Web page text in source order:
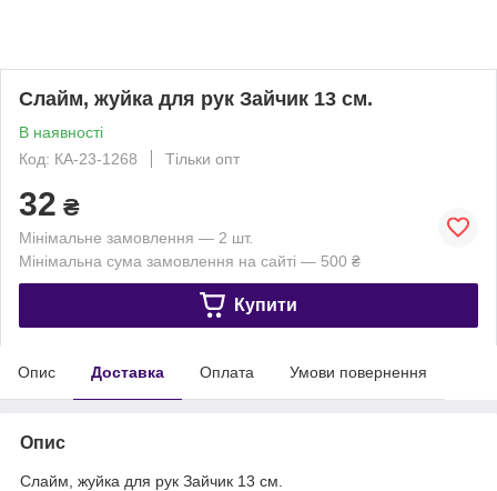
Слайм, жуйка для рук Зайчик 13 см.
В наявності
Код: КА-23-1268
Тільки опт
32 ₴
Мінімальне замовлення — 2 шт.
Мінімальна сума замовлення на сайті — 500 ₴
Купити
Опис Доставка Оплата Умови повернення
Опис
Слайм, жуйка для рук Зайчик 13 см.